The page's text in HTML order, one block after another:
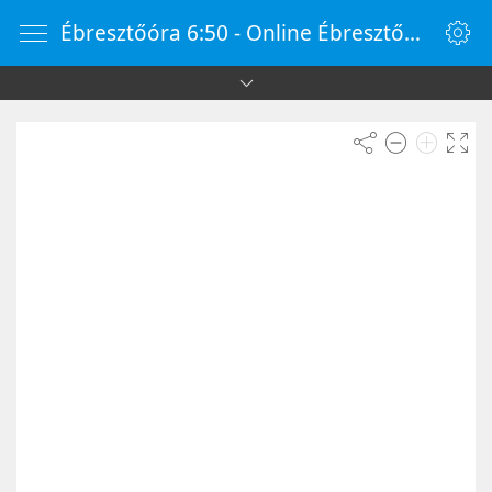
Ébresztőóra 6:50 - Online Ébresztőóra